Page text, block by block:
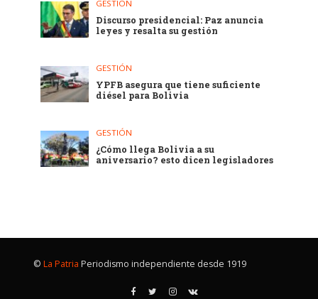
GESTIÓN
Discurso presidencial: Paz anuncia
leyes y resalta su gestión
GESTIÓN
YPFB asegura que tiene suficiente
diésel para Bolivia
GESTIÓN
¿Cómo llega Bolivia a su
aniversario? esto dicen legisladores
© La Patria Periodismo independiente desde 1919